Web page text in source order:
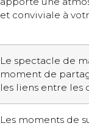
et conviviale à
Le spectacle de
moment de
les liens entre les
Les moments de